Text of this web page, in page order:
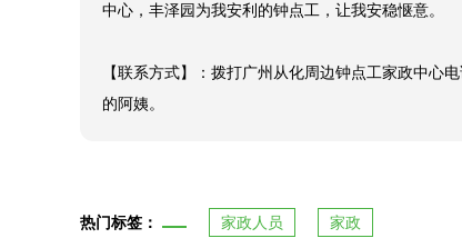
中心，丰泽园为我安利的钟点工，让我安稳惬意。
【联系方式】：拨打广州从化周边钟点工家政中
的阿姨。
热门标签： 家政人员 家政